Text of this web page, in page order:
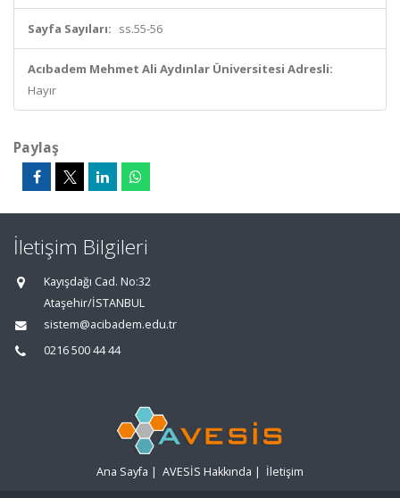
Sayfa Sayıları: ss.55-56
Acıbadem Mehmet Ali Aydınlar Üniversitesi Adresli:
Hayır
Paylaş
İletişim Bilgileri
Kayışdağı Cad. No:32
Ataşehir/İSTANBUL
sistem@acibadem.edu.tr
0216 500 44 44
Ana Sayfa | AVESİS Hakkında | İletişim